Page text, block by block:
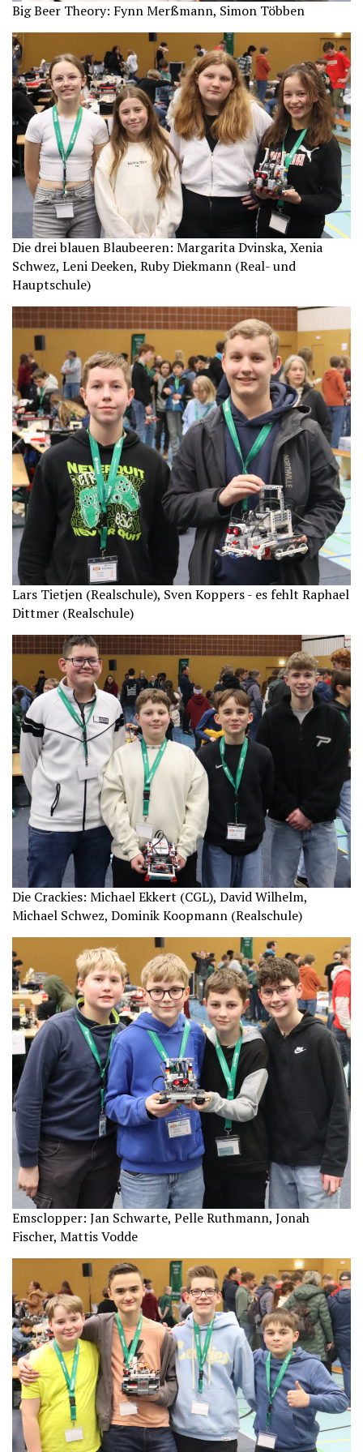
Big Beer Theory: Fynn Merßmann, Simon Többen
Die drei blauen Blaubeeren: Margarita Dvinska, Xenia
Schwez, Leni Deeken, Ruby Diekmann (Real- und
Hauptschule)
Lars Tietjen (Realschule), Sven Koppers - es fehlt Raphael
Dittmer (Realschule)
Die Crackies: Michael Ekkert (CGL), David Wilhelm,
Michael Schwez, Dominik Koopmann (Realschule)
Emsclopper: Jan Schwarte, Pelle Ruthmann, Jonah
Fischer, Mattis Vodde